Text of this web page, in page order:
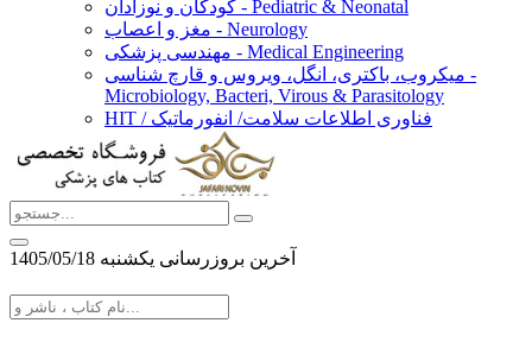
کودکان و نوزادان - Pediatric & Neonatal
مغز و اعصاب - Neurology
مهندسی پزشکی - Medical Engineering
میکروب، باکتری، انگل، ویروس و قارچ شناسی -
Microbiology, Bacteri, Virous & Parasitology
HIT / فناوری اطلاعات سلامت/ انفورماتیک
آخرین بروزرسانی يكشنبه 1405/05/18